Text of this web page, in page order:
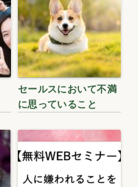
セールスにおいて不満
に思っていること